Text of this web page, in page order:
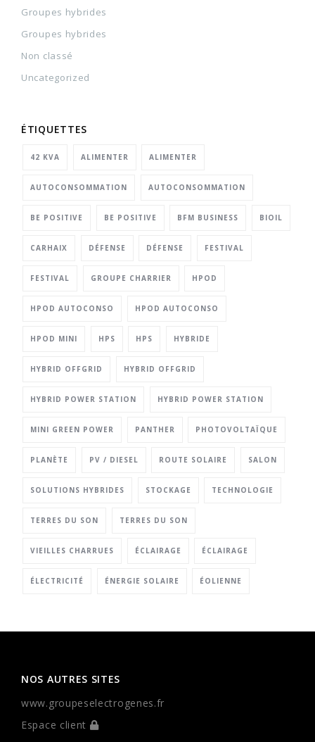
Groupes hybrides
Groupes hybrides
Non classé
Uncategorized
ÉTIQUETTES
42 KVA ALIMENTER ALIMENTER
AUTOCONSOMMATION AUTOCONSOMMATION
BE POSITIVE BE POSITIVE BFM BUSINESS BIOIL
CARHAIX DÉFENSE DÉFENSE FESTIVAL
FESTIVAL GROUPE CHARRIER HPOD
HPOD AUTOCONSO HPOD AUTOCONSO
HPOD MINI HPS HPS HYBRIDE
HYBRID OFFGRID HYBRID OFFGRID
HYBRID POWER STATION HYBRID POWER STATION
MINI GREEN POWER PANTHER PHOTOVOLTAÏQUE
PLANÈTE PV / DIESEL ROUTE SOLAIRE SALON
SOLUTIONS HYBRIDES STOCKAGE TECHNOLOGIE
TERRES DU SON TERRES DU SON
VIEILLES CHARRUES ÉCLAIRAGE ÉCLAIRAGE
ÉLECTRICITÉ ÉNERGIE SOLAIRE ÉOLIENNE
NOS AUTRES SITES
www.groupeselectrogenes.fr
Espace client